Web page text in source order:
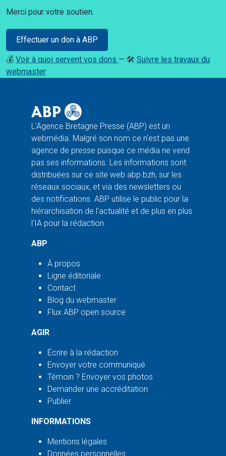
Merci pour votre soutien.
Effectuer un don à ABP
💰 Voir à quoi servent vos dons — 🛠️ Suivre les travaux du
webmaster
L'Agence Bretagne Presse (ABP) est un
webmédia. Malgré son nom ce n'est pas une
agence de presse puisque ce média ne vend
pas ses informations. Les informations sont
distribuées sur ce site web abp.bzh, sur les
réseaux sociaux, et via des newsletters ou
des notifications. ABP utilise le public pour la
hiérarchisation de l'actualité et de plus en plus
l'IA pour la rédaction.
ABP
À propos
Ligne éditoriale
Contact
Blog du webmaster
Flux ABP open source
AGIR
Écrire à la rédaction
Envoyer votre communiqué
Témoin ? Envoyer vos photos
Demander une accréditation
Publier
INFORMATIONS
Mentions légales
Données personnelles